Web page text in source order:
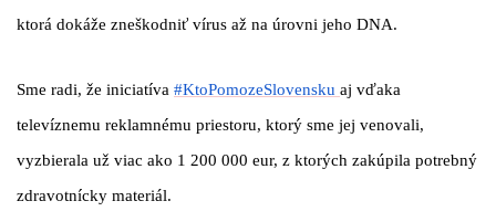
ktorá dokáže zneškodniť vírus až na úrovni jeho DNA.
Sme radi, že iniciatíva #KtoPomozeSlovensku aj vďaka
televíznemu reklamnému priestoru, ktorý sme jej venovali,
vyzbierala už viac ako 1 200 000 eur, z ktorých zakúpila potrebný
zdravotnícky materiál.